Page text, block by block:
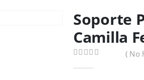
Soporte
Camilla
( No